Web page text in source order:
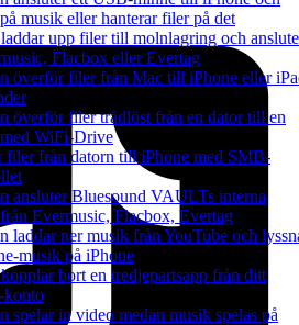
musik eller hanterar filer på det
upp filer till molnlagring och
Flacbox eller Evertag
överför filer från Mac till iPhone eller
överför filer trådlöst från en dator till en
WiFi-Drive
filer från datorn till iPhone med SMB-
ansluter Bluesound VAULTs interna
Evermusic, Flacbox, Evertag
laddar ner musik från YouTube och
musik på iPhone
bort en tredjepartsapp från ditt
konto
spelar in video medan musik spelas på